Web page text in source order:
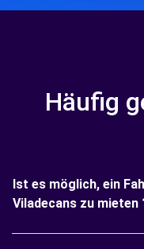
Häufig
Ist es möglich, ein
Viladecans zu mieten